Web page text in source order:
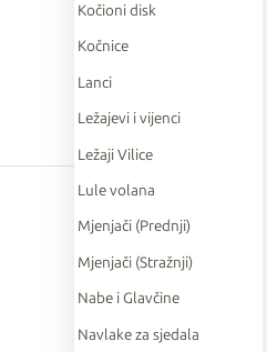
Kočioni disk
Kočnice
Lanci
Ležajevi i vijenci
Ležaji Vilice
Lule volana
Mjenjači (Prednji)
Mjenjači (Stražnji)
Nabe i Glavčine
Navlake za sjedala